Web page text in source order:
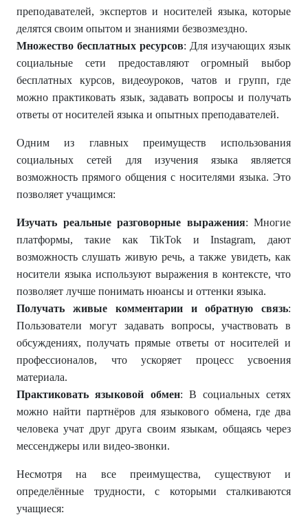
преподавателей, экспертов и носителей языка, которые
делятся своим опытом и знаниями безвозмездно.
Множество бесплатных ресурсов: Для изучающих язык
социальные сети предоставляют огромный выбор
бесплатных курсов, видеоуроков, чатов и групп, где
можно практиковать язык, задавать вопросы и получать
ответы от носителей языка и опытных преподавателей.
Одним из главных преимуществ использования
социальных сетей для изучения языка является
возможность прямого общения с носителями языка. Это
позволяет учащимся:
Изучать реальные разговорные выражения: Многие
платформы, такие как TikTok и Instagram, дают
возможность слушать живую речь, а также увидеть, как
носители языка используют выражения в контексте, что
позволяет лучше понимать нюансы и оттенки языка.
Получать живые комментарии и обратную связь:
Пользователи могут задавать вопросы, участвовать в
обсуждениях, получать прямые ответы от носителей и
профессионалов, что ускоряет процесс усвоения
материала.
Практиковать языковой обмен: В социальных сетях
можно найти партнёров для языкового обмена, где два
человека учат друг друга своим языкам, общаясь через
мессенджеры или видео-звонки.
Несмотря на все преимущества, существуют и
определённые трудности, с которыми сталкиваются
учащиеся: